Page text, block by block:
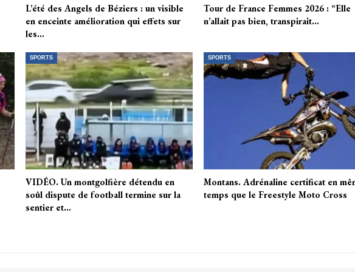
L’été des Angels de Béziers : un visible
en enceinte amélioration qui effets sur
les…
Tour de France Femmes 2026 : “Elle
n’allait pas bien, transpirait…
SPORTS
VIDÉO. Un montgolfière détendu en
soûl dispute de football termine sur la
sentier et…
SPORTS
Montans. Adrénaline certificat en
temps que le Freestyle Moto Cross